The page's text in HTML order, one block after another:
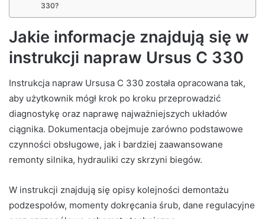
330?
Jakie informacje znajdują się w
instrukcji napraw Ursus C 330
Instrukcja napraw Ursusa C 330 została opracowana tak,
aby użytkownik mógł krok po kroku przeprowadzić
diagnostykę oraz naprawę najważniejszych układów
ciągnika. Dokumentacja obejmuje zarówno podstawowe
czynności obsługowe, jak i bardziej zaawansowane
remonty silnika, hydrauliki czy skrzyni biegów.
W instrukcji znajdują się opisy kolejności demontażu
podzespołów, momenty dokręcania śrub, dane regulacyjne